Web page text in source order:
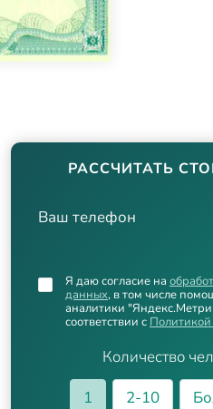
РАССЧИТАТЬ
Ваш телефон
Количество
1
2-10
Я даю согласие на
данных, в том числе
аналитики
соответствии с